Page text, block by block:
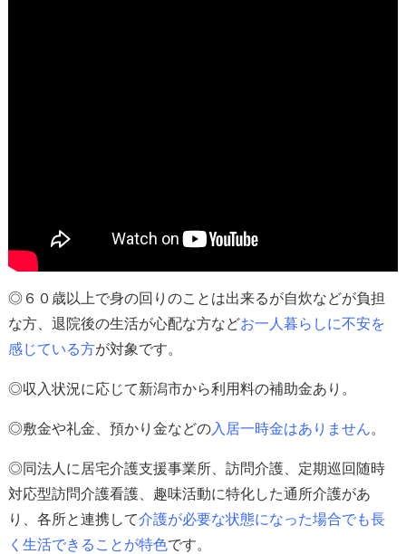
◎６０歳以上で身の回りのことは出来るが自炊などが負担
な方、退院後の生活が心配な方などお一人暮らしに不安を
感じている方が対象です。
◎収入状況に応じて新潟市から利用料の補助金あり。
◎敷金や礼金、預かり金などの入居一時金はありません。
◎同法人に居宅介護支援事業所、訪問介護、定期巡回随時
対応型訪問介護看護、趣味活動に特化した通所介護があ
り、各所と連携して介護が必要な状態になった場合でも長
く生活できる ことが特色です。